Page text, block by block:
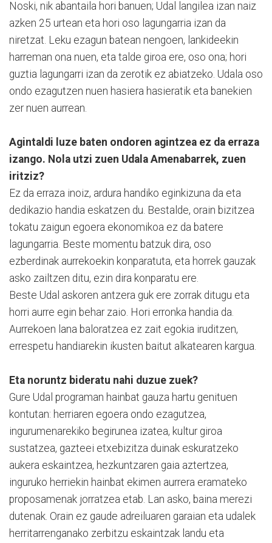
Noski, nik abantaila hori banuen; Udal langilea izan naiz
azken 25 urtean eta hori oso lagungarria izan da
niretzat. Leku ezagun batean nengoen, lankideekin
harreman ona nuen, eta talde giroa ere, oso ona; hori
guztia lagungarri izan da zerotik ez abiatzeko. Udala oso
ondo ezagutzen nuen hasiera hasieratik eta banekien
zer nuen aurrean.
Agintaldi luze baten ondoren agintzea ez da erraza
izango. Nola utzi zuen Udala Amenabarrek, zuen
iritziz?
Ez da erraza inoiz, ardura handiko eginkizuna da eta
dedikazio handia eskatzen du. Bestalde, orain bizitzea
tokatu zaigun egoera ekonomikoa ez da batere
lagungarria. Beste momentu batzuk dira, oso
ezberdinak aurrekoekin konparatuta, eta horrek gauzak
asko zailtzen ditu, ezin dira konparatu ere.
Beste Udal askoren antzera guk ere zorrak ditugu eta
horri aurre egin behar zaio. Hori erronka handia da.
Aurrekoen lana baloratzea ez zait egokia iruditzen,
errespetu handiarekin ikusten baitut alkatearen kargua.
Eta noruntz bideratu nahi duzue zuek?
Gure Udal programan hainbat gauza hartu genituen
kontutan: herriaren egoera ondo ezagutzea,
ingurumenarekiko begirunea izatea, kultur giroa
sustatzea, gazteei etxebizitza duinak eskuratzeko
aukera eskaintzea, hezkuntzaren gaia aztertzea,
inguruko herriekin hainbat ekimen aurrera eramateko
proposamenak jorratzea etab. Lan asko, baina merezi
dutenak. Orain ez gaude adreiluaren garaian eta udalek
herritarrenganako zerbitzu eskaintzak landu eta